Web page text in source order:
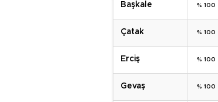
başkale % 100
çatak % 100
erci̇ş % 100
gevaş % 100